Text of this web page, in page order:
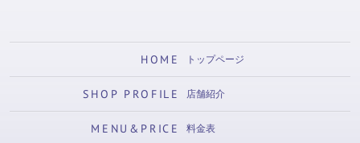
HOME トップページ
SHOP PROFILE 店舗紹介
MENU&PRICE 料金表